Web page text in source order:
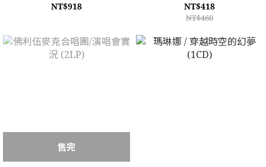
NT$918 NT$418
NT$468
售完